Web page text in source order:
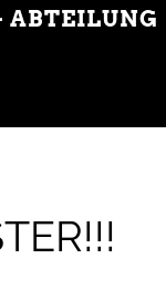
ABTEILUNG